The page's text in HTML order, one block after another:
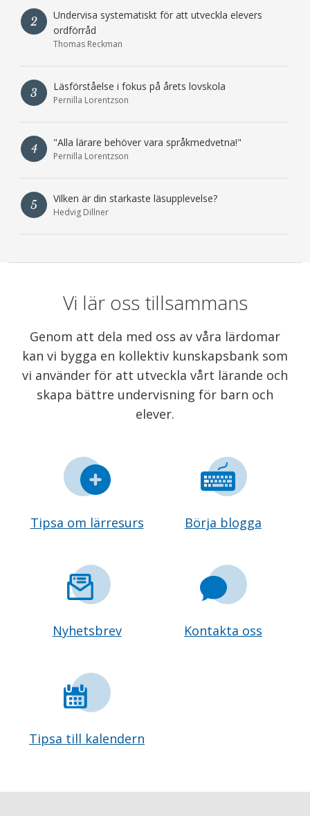
2
Undervisa systematiskt för att utveckla elevers
ordförråd
Thomas Reckman
3 Läsförståelse i fokus på årets lovskola
Pernilla Lorentzson
4 "Alla lärare behöver vara språkmedvetna!"
Pernilla Lorentzson
5 Vilken är din starkaste läsupplevelse?
Hedvig Dillner
Vi lär oss tillsammans
Genom att dela med oss av våra lärdomar
kan vi bygga en kollektiv kunskapsbank som
vi använder för att utveckla vårt lärande och
skapa bättre undervisning för barn och
elever.
Tipsa om lärresurs Börja blogga
Nyhetsbrev Kontakta oss
Tipsa till kalendern